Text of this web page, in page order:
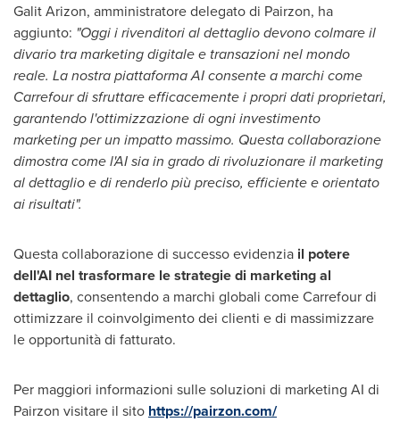
Galit Arizon, amministratore delegato di Pairzon, ha
aggiunto: "Oggi i rivenditori al dettaglio devono colmare il
divario tra marketing digitale e transazioni nel mondo
reale. La nostra piattaforma AI consente a marchi come
Carrefour di sfruttare efficacemente i propri dati proprietari,
garantendo l'ottimizzazione di ogni investimento
marketing per un impatto massimo. Questa collaborazione
dimostra come l'AI sia in grado di rivoluzionare il marketing
al dettaglio e di renderlo più preciso, efficiente e orientato
ai risultati".
Questa collaborazione di successo evidenzia il potere
dell'AI nel trasformare le strategie di marketing al
dettaglio, consentendo a marchi globali come Carrefour di
ottimizzare il coinvolgimento dei clienti e di massimizzare
le opportunità di fatturato.
Per maggiori informazioni sulle soluzioni di marketing AI di
Pairzon visitare il sito https://pairzon.com/